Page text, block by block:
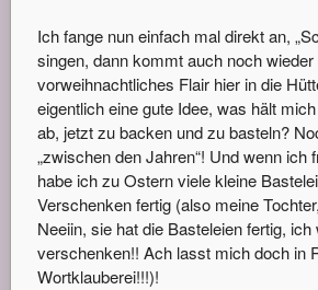
Ich fange nun einfach mal direkt an,
singen, dann kommt auch noch wieder
vorweihnachtliches Flair hier in die
eigentlich eine gute Idee, was hält
ab, jetzt zu backen und zu basteln?
„zwischen den Jahren“! Und wenn ich
habe ich zu Ostern viele kleine
Verschenken fertig (also meine
Neeiin, sie hat die Basteleien fertig,
verschenken!! Ach lasst mich doch in
Wortklauberei!!!)!